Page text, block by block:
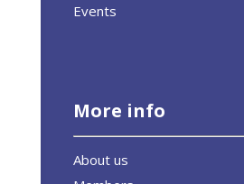
Events
More info
About us